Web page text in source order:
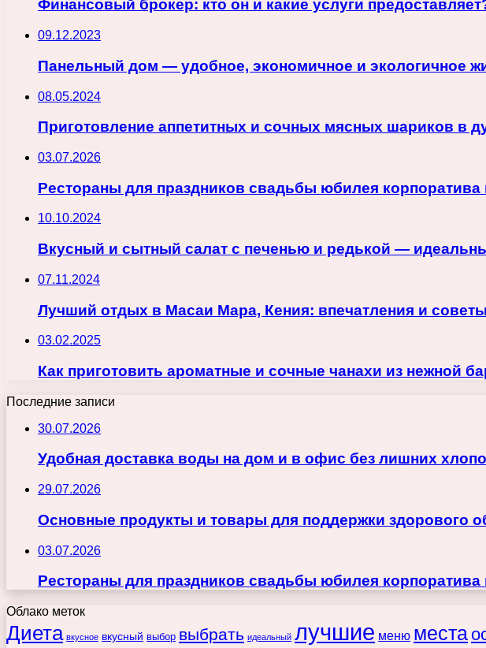
Финансовый брокер: кто он и какие услуги
09.12.2023
Панельный дом — удобное, экономичное и экологичное
08.05.2024
Приготовление аппетитных и сочных мясных шариков в
03.07.2026
Рестораны для праздников свадьбы юбилея корпоратива
10.10.2024
Вкусный и сытный салат с печенью и редькой —
07.11.2024
Лучший отдых в Масаи Мара, Кения: впечатления и советы
03.02.2025
Как приготовить ароматные и сочные чанахи из нежной
Последние записи
30.07.2026
Удобная доставка воды на дом и в офис без лишних
29.07.2026
Основные продукты и товары для поддержки здорового
03.07.2026
Рестораны для праздников свадьбы юбилея корпоратива
Облако меток
Диета вкусное вкусный выбор выбрать идеальный лучшие меню места